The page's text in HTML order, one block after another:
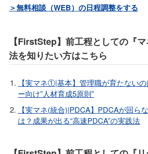
＞無料相談（WEB）の日程調整をする
【FirstStep】前工程としての『
法を知りたい方はこちら
【実マネ①|基本】管理職が育たない
ー向け”人材育成5原則”
【実マネ(統合)|PDCA】PDCAが回ら
は？成果が出る“高速PDCA”の実践法